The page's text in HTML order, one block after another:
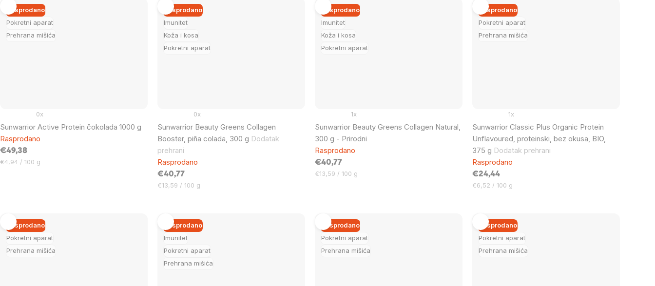
Pokretni aparat
Prehrana mišića
Rasprodano
Sunwarrior Active Protein čokolada 1000 g
0x
Rasprodano
€49,38
Cijena
€4,94 / 100 g
Imunitet
Koža i kosa
Pokretni aparat
Rasprodano
Sunwarrior Beauty Greens Collagen
Booster, piña colada, 300 g Dodatak
prehrani
0x
Rasprodano
€40,77
Cijena
€13,59 / 100 g
Imunitet
Koža i kosa
Pokretni aparat
Rasprodano
Sunwarrior Beauty Greens Collagen Natural,
300 g - Prirodni
1x
Rasprodano
€40,77
Cijena
€13,59 / 100 g
Pokretni aparat
Prehrana mišića
Rasprodano
Sunwarrior Classic Plus Organic Protein
Unflavoured, proteinski, bez okusa, BIO,
375 g Dodatak prehrani
1x
Rasprodano
€24,44
Cijena
€6,52 / 100 g
Pokretni aparat
Prehrana mišića
Rasprodano
Imunitet
Pokretni aparat
Prehrana mišića
Rasprodano
Pokretni aparat
Prehrana mišića
Rasprodano
Pokretni aparat
Prehrana mišića
Rasprodano